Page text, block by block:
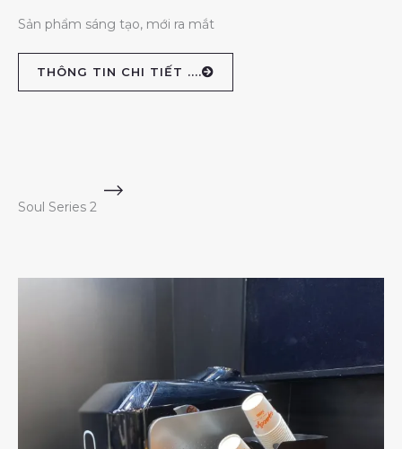
Sản phẩm sáng tạo, mới ra mắt
THÔNG TIN CHI TIẾT ....
Soul Series 2